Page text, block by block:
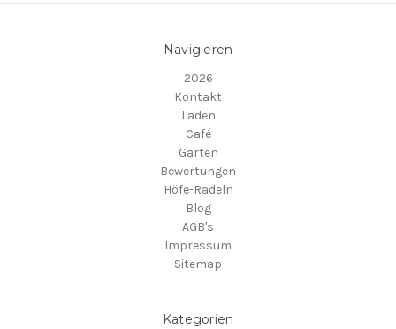
Navigieren
2026
Kontakt
Laden
Café
Garten
Bewertungen
Höfe-Radeln
Blog
AGB's
Impressum
Sitemap
Kategorien